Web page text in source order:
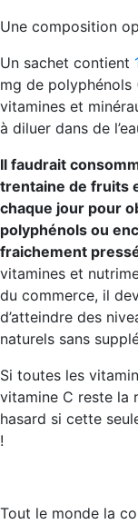
Une composition
Un sachet contient
mg de polyphénols
vitamines et
à diluer dans de
Il faudrait
trentaine de fruits
chaque jour pour
polyphénols ou
fraichement
vitamines et
du commerce, il
d’atteindre des
naturels sans
Si toutes les
vitamine C reste la
hasard si cette
!
Tout le monde la